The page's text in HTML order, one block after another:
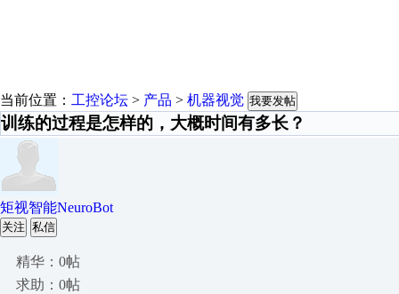
当前位置： 工控论坛 > 产品 > 机器视觉 我要发帖
训练的过程是怎样的，大概时间有多长？
矩视智能NeuroBot
关注 私信
精华：0帖
求助：0帖